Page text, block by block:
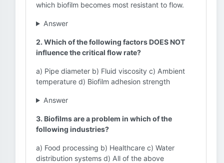
which biofilm becomes most resistant to flow.
Answer
2. Which of the following factors DOES NOT
influence the critical flow rate?
a) Pipe diameter b) Fluid viscosity c) Ambient
temperature d) Biofilm adhesion strength
Answer
3. Biofilms are a problem in which of the
following industries?
a) Food processing b) Healthcare c) Water
distribution systems d) All of the above